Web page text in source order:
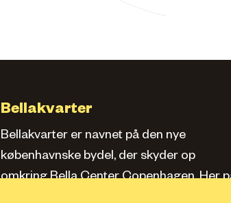
Bellakvarter
Bellakvarter er navnet på den nye
københavnske bydel, der skyder op
omkring Bella Center Copenhagen. Her